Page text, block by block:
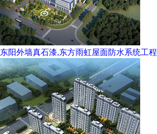
东阳外墙真石漆,东方雨虹屋面防水系统工程